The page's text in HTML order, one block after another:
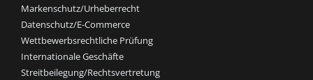
Markenschutz/Urheberrecht
Datenschutz/E-Commerce
Wettbewerbsrechtliche Prüfung
Internationale Geschäfte
Streitbeilegung/Rechtsvertretung